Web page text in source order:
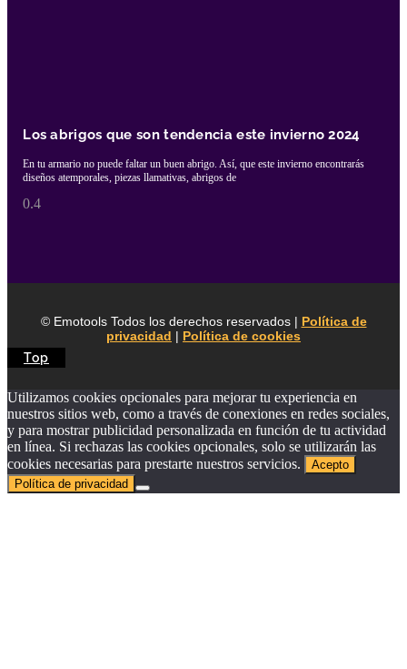
Los abrigos que son tendencia este invierno 2024
En tu armario no puede faltar un buen abrigo. Así, que este invierno encontrarás
diseños atemporales, piezas llamativas, abrigos de
© Emotools Todos los derechos reservados | Política de
privacidad | Política de cookies
Top
Utilizamos cookies opcionales para mejorar tu experiencia en
nuestros sitios web, como a través de conexiones en redes sociales,
y para mostrar publicidad personalizada en función de tu actividad
en línea. Si rechazas las cookies opcionales, solo se utilizarán las
cookies necesarias para prestarte nuestros servicios.
Acepto
Política de privacidad